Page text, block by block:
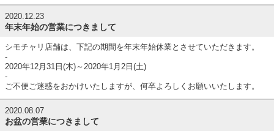
2020.12.23
年末年始の営業につきまして
シモチャリ店舗は、下記の期間を年末年始休業とさせていただきます。
-
2020年12月31日(木)～2020年1月2日(土)
-
ご不便ご迷惑をおかけいたしますが、何卒よろしくお願いいたします。
2020.08.07
お盆の営業につきまして